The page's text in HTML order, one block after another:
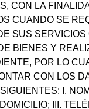
CON LA
CUANDO SE
SUS SERVICIOS
BIENES Y
POR LO
CON LOS
I.
III.